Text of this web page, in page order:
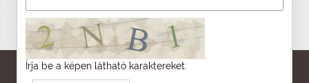
Írja be a képen látható karaktereket: